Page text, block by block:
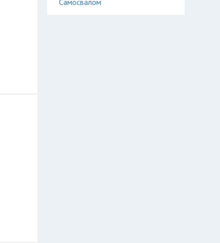
Самосвалом